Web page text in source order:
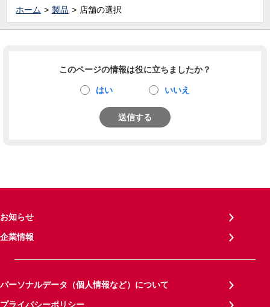
ホーム 製品 店舗の選択
このページの情報は役に立ちましたか？
はい いいえ
送信する
お知らせ
企業情報
パーソナルデータ（個人情報など）について
プライバシーポリシー